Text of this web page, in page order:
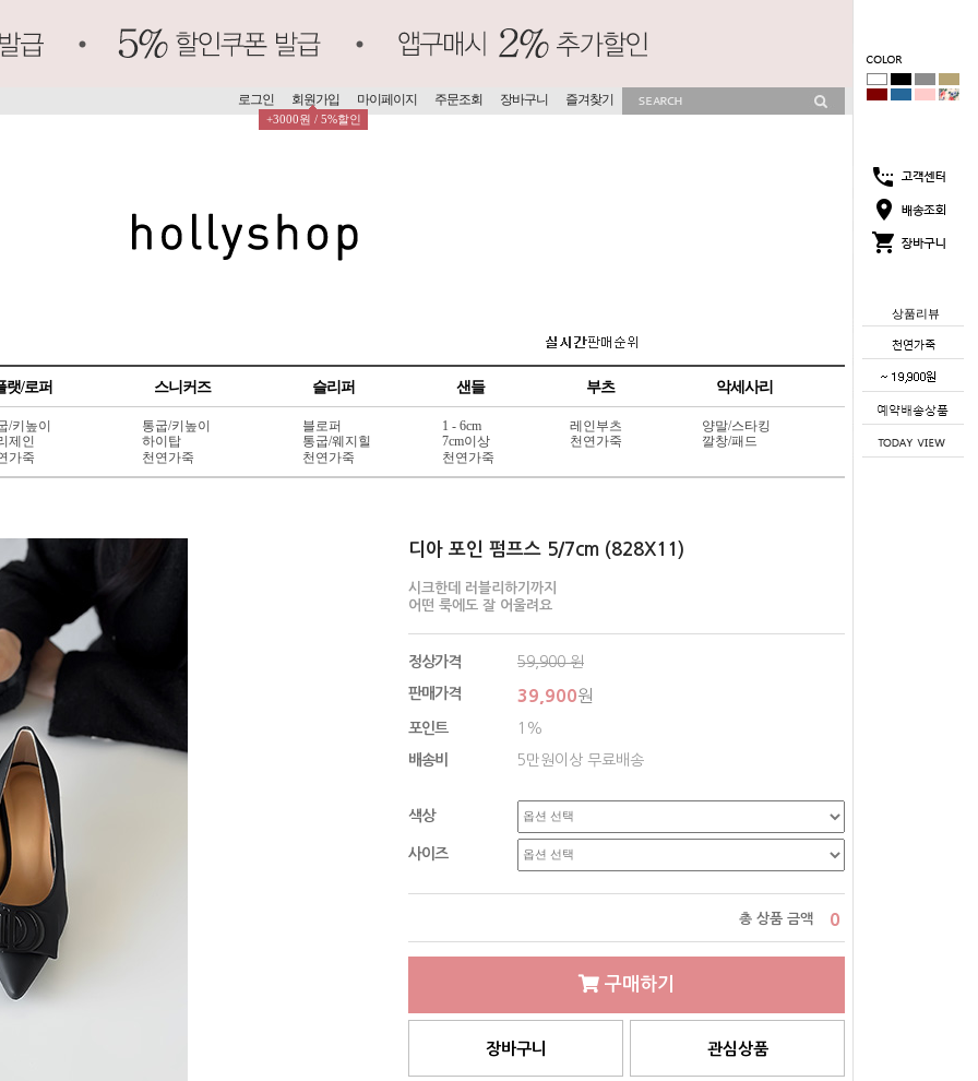
상품리뷰
로그인 회원가입
+3000원 / 5%할인
마이페이지 주문조회 장바구니 즐겨찾기
랫/로퍼 스니커즈 슬리퍼 샌들 부츠 악세사리
/키높이
제인
가죽
통굽/키높이
하이탑
천연가죽
블로퍼
통굽/웨지힐
천연가죽
1 - 6cm
7cm이상
천연가죽
레인부츠
천연가죽
양말/스타킹
깔창/패드
디아 포인 펌프스 5/7cm (828X11)
시크한데 러블리하기까지
어떤 룩에도 잘 어울려요
정상가격 59,900원
판매가격 39,900원
포인트 1%
배송비 5만원이상 무료배송
색상
사이즈
총 상품 금액 0
구매하기
장바구니 관심상품